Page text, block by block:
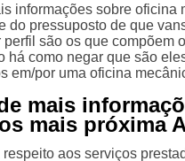
informações sobre
do pressuposto de que
perfil são os que compõem
há como negar que são
em/por uma oficina
mais
mais próxima
aos serviços